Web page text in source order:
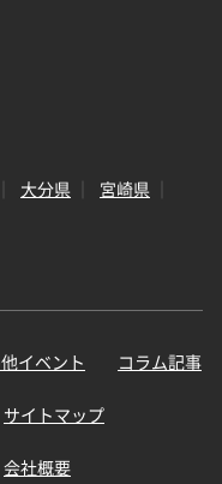
大分県
宮崎県
イベント コラム記事
サイトマップ
会社概要